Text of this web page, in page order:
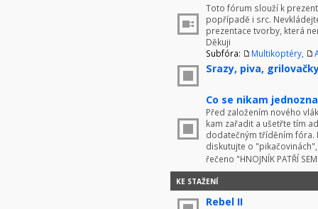
Toto fórum slouží k
popřípadě i src.
prezentace tvorby, která
Děkuji
Subfóra:
Multikoptéry
Srazy, piva,
Co se nikam
Před založením nového
kam zařadit a ušetřte tím
dodatečným tříděním fóra.
diskutujte o
řečeno "HNOJNÍK PATŘÍ
KE STAŽENÍ
Rebel II